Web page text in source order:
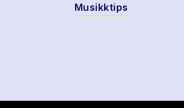
Musikktips